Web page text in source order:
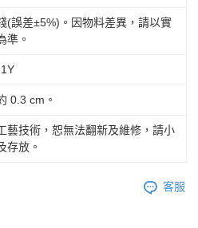
(誤差±5%)。因物料差異，請以實
準。
0.3 cm。
藝技術，恕無法翻新及維修，請小
存放。
客服